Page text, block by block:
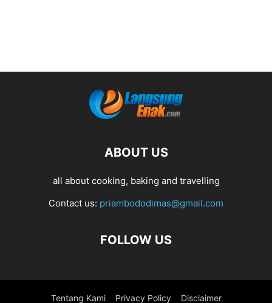
ABOUT US
all about cooking, baking and travelling
Contact us: priambododimas@gmail.com
FOLLOW US
Tentang Kami Privacy Policy Disclaimer